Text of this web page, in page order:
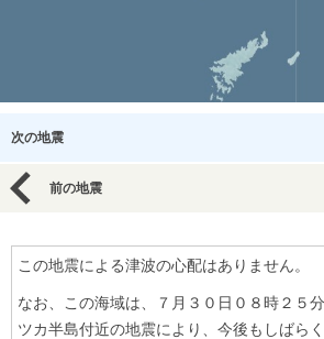
次の地震
前の地震
この地震による津波の心配はありません。
なお、この海域は、７月３０日０８時２５
ツカ半島付近の地震により、今後もしばら